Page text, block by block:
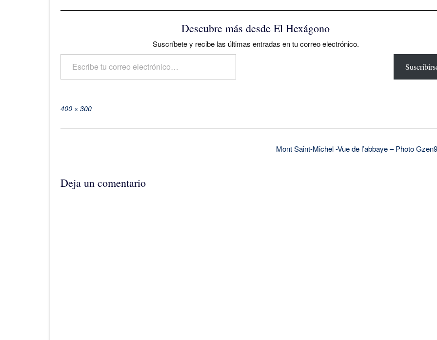
Descubre más desde El Hexágono
Suscríbete y recibe las últimas entradas en tu correo electrónico.
Escribe tu correo electrónico…
Tamaño
400 × 300
entrada
Mont Saint-Michel -Vue de l’abbaye – Photo
Deja un comentario